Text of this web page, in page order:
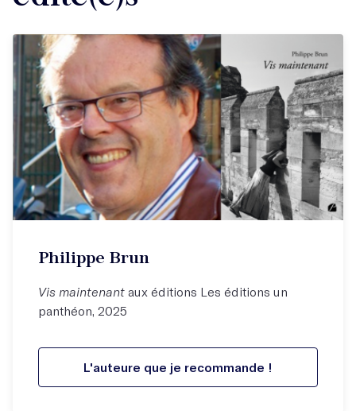
Philippe Brun
Vis maintenant aux éditions Les éditions un
panthéon, 2025
L'auteure que je recommande !